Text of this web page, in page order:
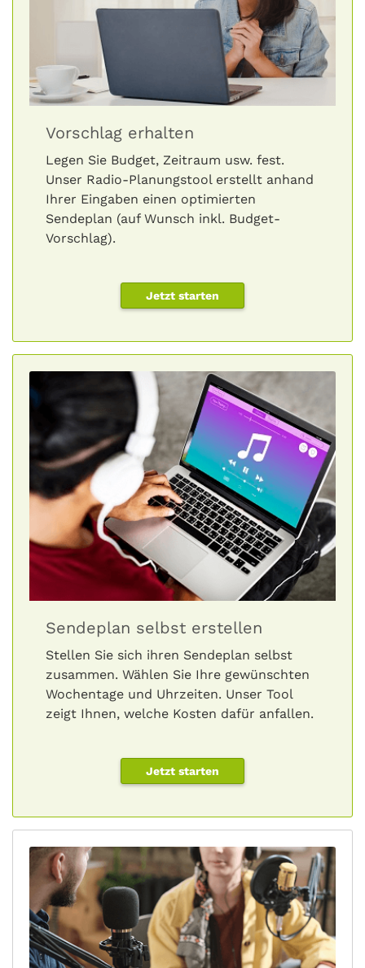
Vorschlag erhalten
Legen Sie Budget, Zeitraum usw. fest.
Unser Radio-Planungstool erstellt anhand
Ihrer Eingaben einen optimierten
Sendeplan (auf Wunsch inkl. Budget-
Vorschlag).
Jetzt starten
Sendeplan selbst erstellen
Stellen Sie sich ihren Sendeplan selbst
zusammen. Wählen Sie Ihre gewünschten
Wochentage und Uhrzeiten. Unser Tool
zeigt Ihnen, welche Kosten dafür anfallen.
Jetzt starten